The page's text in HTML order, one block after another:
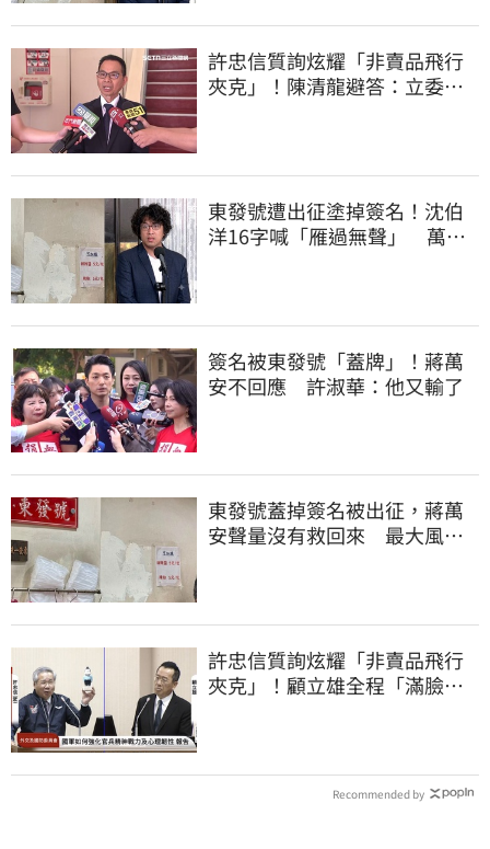
許忠信質詢炫耀「非賣品飛行
夾克」！陳清龍避答：立委質
東發號遭出征塗掉簽名！沈伯
洋16字喊「雁過無聲」 萬人
簽名被東發號「蓋牌」！蔣萬
安不回應 許淑華：他又輸了
東發號蓋掉簽名被出征，蔣萬
安聲量沒有救回來 最大風險
許忠信質詢炫耀「非賣品飛行
夾克」！顧立雄全程「滿臉問
Recommended by